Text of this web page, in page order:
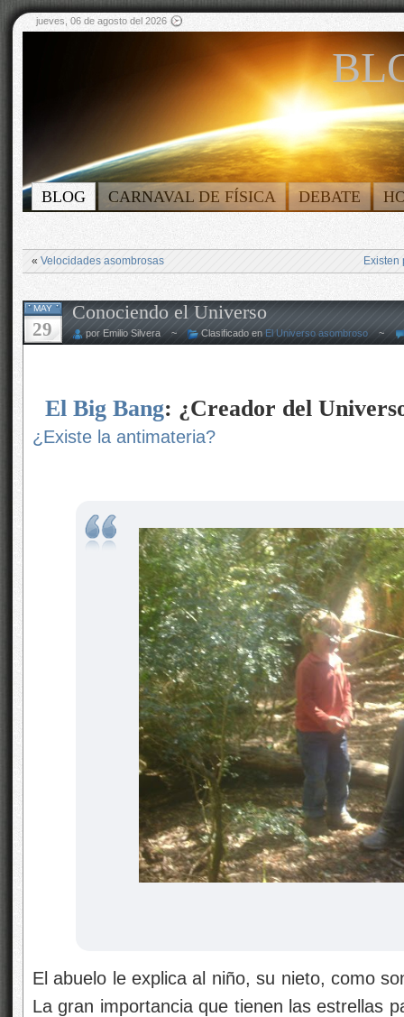
jueves, 06 de agosto del 2026
BLOG CARNAVAL DE FÍSICA DEBATE
« Velocidades asombrosas Existen
MAY
29
Conociendo el Universo
por Emilio Silvera ~ Clasificado en El Universo asombroso~
El Big Bang: ¿Creador del
¿Existe la antimateria?
El abuelo le explica al niño, su nieto, como
La gran importancia que tienen las estrellas